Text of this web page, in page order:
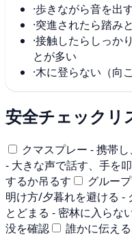
·歩きながら音を出
·突進されたら踏み
·接触したらしっか
とが多い
·木に登らない（向
安全チェックリ
クマスプレー - 携帯
- 大きな声で話す、手を
するか吊るす
グルー
明け方/夕暮れを避ける -
とどまる - 密林に入らな
没を確認
誰かに伝え